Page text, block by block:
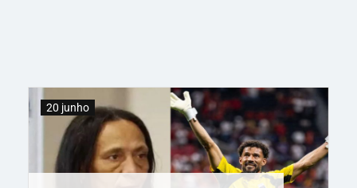
emocionante sobre o momento: “Voltei para o
lugar onde aprendi a sonhar
20 junho